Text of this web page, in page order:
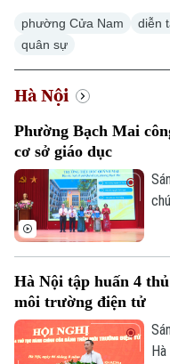
phường Cửa Nam diễn
quân sự
Hà Nội
Phường Bạch Mai
cơ sở giáo dục
sở
Hà Nội tập huấn 4
môi trường điện tử